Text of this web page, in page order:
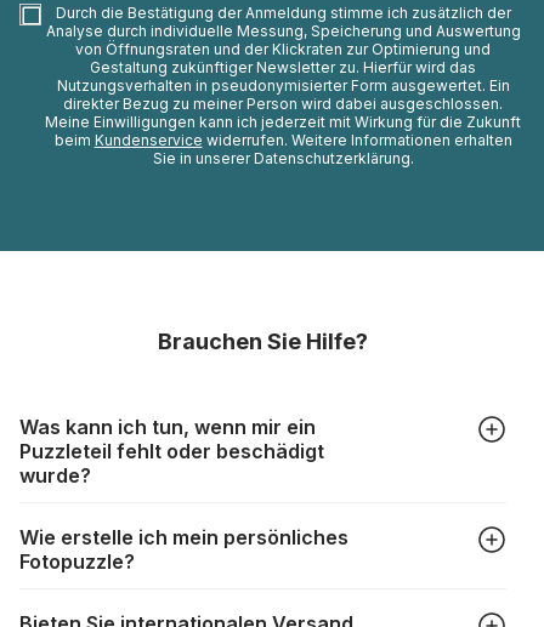
Durch die Bestätigung der Anmeldung stimme ich zusätzlich der
Analyse durch individuelle Messung, Speicherung und Auswertung
von Öffnungsraten und der Klickraten zur Optimierung und
Gestaltung zukünftiger Newsletter zu. Hierfür wird das
Nutzungsverhalten in pseudonymisierter Form ausgewertet. Ein
direkter Bezug zu meiner Person wird dabei ausgeschlossen.
Meine Einwilligungen kann ich jederzeit mit Wirkung für die Zukunft
beim Kundenservice widerrufen. Weitere Informationen erhalten
Sie in unserer Datenschutzerklärung.
Brauchen Sie Hilfe?
Was kann ich tun, wenn mir ein
Puzzleteil fehlt oder beschädigt
wurde?
aber trotzdem kann es vorkommen, dass Teile beschädigt
werden oder verloren gehen. Mit solchen Fällen gehen
https://www.puzzle.de/puzzleteile-fehlen.html
Wie erstelle ich mein persönliches
Fotopuzzle?